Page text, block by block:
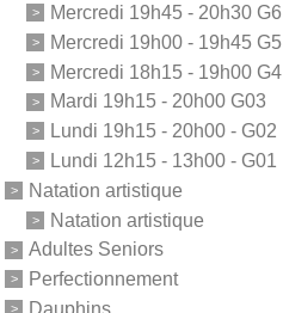
Mercredi 19h45 - 20h30 G6
Mercredi 19h00 - 19h45 G5
Mercredi 18h15 - 19h00 G4
Mardi 19h15 - 20h00 G03
Lundi 19h15 - 20h00 - G02
Lundi 12h15 - 13h00 - G01
Natation artistique
Natation artistique
Adultes Seniors
Perfectionnement
Dauphins